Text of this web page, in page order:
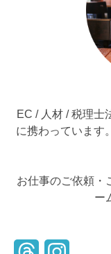
EC / 人材 / 税理士
に携わっています
お仕事のご依頼・
ー